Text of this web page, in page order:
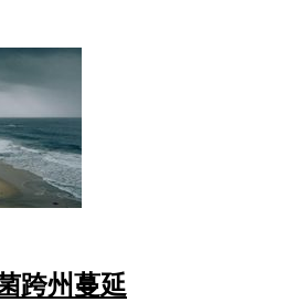
跨州蔓延